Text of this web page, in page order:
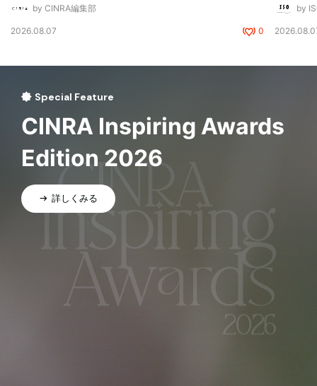
by CINRA編集部
2026.08.07 0
by
Special Feature
CINRA Inspiring Awards
Edition 2026
詳しくみる